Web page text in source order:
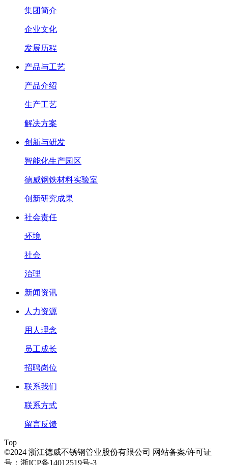
集团简介
企业文化
发展历程
产品与工艺
产品介绍
生产工艺
解决方案
创新与研发
智能化生产园区
德威钢铁材料实验室
创新研究成果
社会责任
环境
社会
治理
新闻资讯
人力资源
用人理念
员工成长
招聘岗位
联系我们
联系方式
留言反馈
Top
©2024 浙江德威不锈钢管业股份有限公司 网站备案/许可证
号：浙ICP备14012519号-3